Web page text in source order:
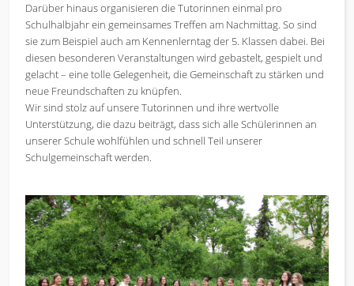
Darüber hinaus organisieren die Tutorinnen einmal pro
Schulhalbjahr ein gemeinsames Treffen am Nachmittag. So sind
sie zum Beispiel auch am Kennenlerntag der 5. Klassen dabei. Bei
diesen besonderen Veranstaltungen wird gebastelt, gespielt und
gelacht – eine tolle Gelegenheit, die Gemeinschaft zu stärken und
neue Freundschaften zu knüpfen.
Wir sind stolz auf unsere Tutorinnen und ihre wertvolle
Unterstützung, die dazu beiträgt, dass sich alle Schülerinnen an
unserer Schule wohlfühlen und schnell Teil unserer
Schulgemeinschaft werden.